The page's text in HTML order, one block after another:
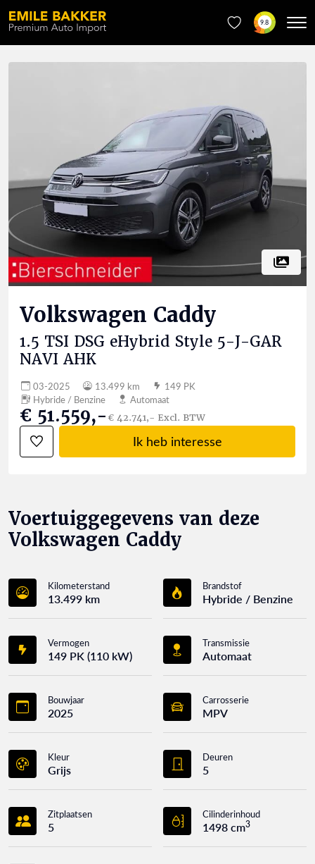
9.8
Volkswagen Caddy
1.5 TSI DSG eHybrid Style 5-J-GAR
NAVI AHK
03-2025 13.499 km
149 PK
Hybride / Benzine
Automaat
€ 51.559,-€ 42.741,- Excl. BTW
Ik heb interesse
Voertuiggegevens van deze
Volkswagen Caddy
Kilometerstand
13.499 km
Brandstof
Hybride / Benzine
Vermogen
149 PK (110 kW)
Transmissie
Automaat
Bouwjaar
2025
Carrosserie
MPV
Kleur
Grijs
Deuren
5
Zitplaatsen
5
Cilinderinhoud
1498 cm3